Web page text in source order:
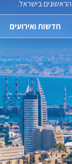
חדשות ואירועים